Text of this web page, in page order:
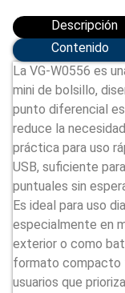
Descripción
Contenido
La VG-W0556 es
mini de bolsillo,
punto diferencial
reduce la
práctica para uso
USB, suficiente
puntuales sin
Es ideal para uso
especialmente en
exterior o como
formato compacto
usuarios que